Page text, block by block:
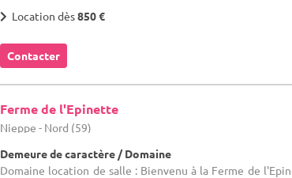
Location dès850 €
Contacter
Ferme de l'Epinette
Nieppe - Nord (59)
Demeure de caractère / Domaine
Domaine location de salle : Bienvenu à la Ferme de